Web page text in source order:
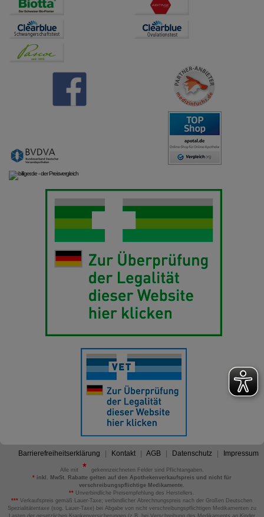
Barrierefreiheitserklärung Kontakt AGB Datenschutz Impressum
Alle mit
gekennzeichneten Felder sind Pflichtangaben.
*inkl. MwSt. Rabatte gelten auf den Apothekenverkaufspreis und nicht für
verschreibungspflichtige Medikamente.
** Unverbindliche Preisempfehlung des Herstellers.
*** Verkaufspreis gemäß Lauer-Taxe; verbindlicher Abrechnungspreis nach der Großen Deutschen
Spezialitätentaxe (sog. Lauer-Taxe) bei Abgabe von nicht verschreibungspflichtigen Medikamenten zu
Lasten der gesetzlichen Krankenversicherungen (z.B. bei Verschreibung des Medikaments an Kinder